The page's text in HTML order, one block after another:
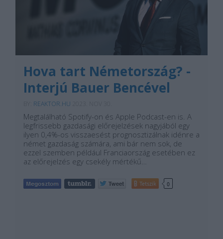
Hova tart Németország? -
Interjú Bauer Bencével
REAKTOR.HU
Megtalálható Spotify-on és Apple Podcast-en is. A
legfrissebb gazdasági előrejelzések nagyjából egy
ilyen 0,4%-os visszaesést prognosztizálnak idénre a
német gazdaság számára, ami bár nem sok, de
ezzel szemben például Franciaország esetében ez
az előrejelzés egy csekély mértékű…
Tetszik 0